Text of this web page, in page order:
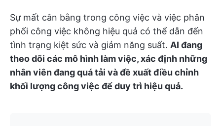
Sự mất cân bằng trong công việc và việc phân
phối công việc không hiệu quả có thể dẫn đến
tình trạng kiệt sức và giảm năng suất. AI đang
theo dõi các mô hình làm việc, xác định những
nhân viên đang quá tải và đề xuất điều chỉnh
khối lượng công việc để duy trì hiệu quả.